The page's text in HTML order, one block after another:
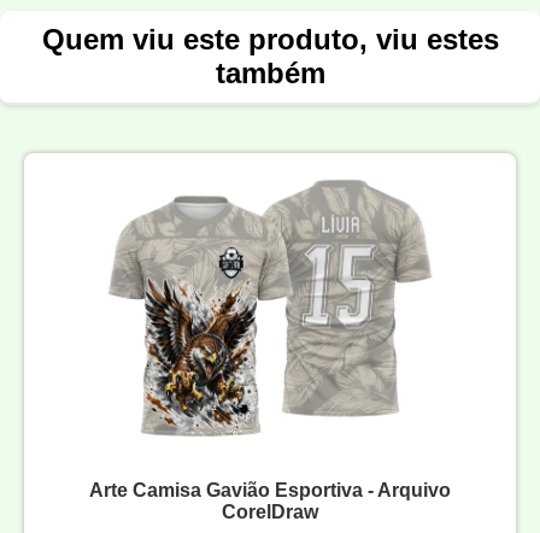
Quem viu este produto, viu estes
também
Arte Camisa Gavião Esportiva - Arquivo
CorelDraw